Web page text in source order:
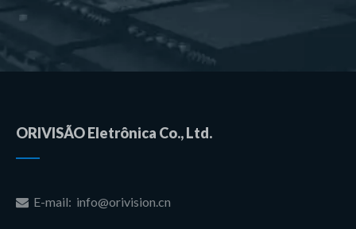
ORIVISÃO Eletrônica Co., Ltd.
 E-mail: info@orivision.cn